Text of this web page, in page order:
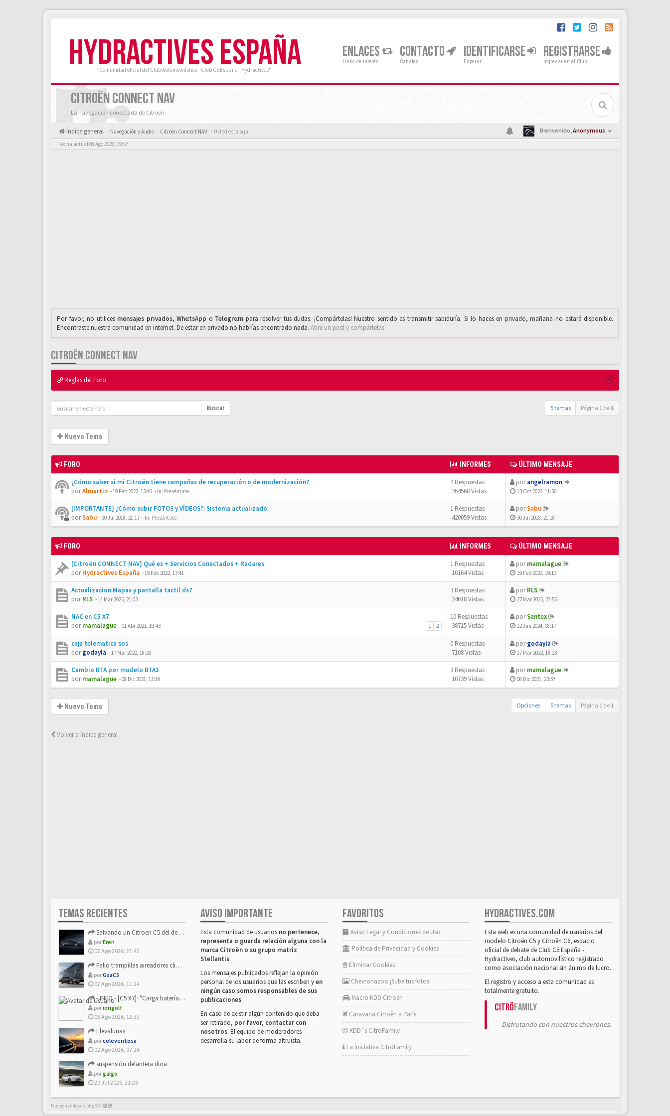
HYDRACTIVES ESPAÑA
Comunidad oficial del Club Automovilístico "Club C5 España - Hydractives"
ENLACES
Links de interés
CONTACTO
Canales
IDENTIFICARSE
Esperar
REGISTRARSE
Ingresar en el Club
CITROËN CONNECT NAV
La navegación conectada de Citroën
Índice general Navegación y Audio Citroën Connect NAV « Usted esta aquí Bienvenido,Anonymous
Fecha actual 08 Ago 2026, 19:57
Por favor, no utilices mensajes privados,WhαtsApp o Telegrαm para resolver tus dudas. ¡Compártelas! Nuestro sentido es transmitir sabiduría. Si lo haces en privado, mañana no estará disponible.
Encontraste nuestra comunidad en internet. De estar en privado no habrías encontrado nada. Abre un post y compártelas
CITROËN CONNECT NAV
Reglas del Foro
Buscar 5 temas Página 1 de 1
Nuevo Tema
FORO INFORMES ÚLTIMO MENSAJE
¿Cómo saber si mi Citroën tiene campañas de recuperación o de modernización?
porAlmartin -19 Feb 2022, 13:46 - In: Preséntate.
4 Respuestas
264568 Vistas
porangelramon
13 Oct 2023, 11:36
[IMPORTANTE] ¿Cómo subir FOTOS y VÍDEOS?: Sistema actualizado.
porSabu - 30 Jul 2018, 21:17 - In: Preséntate.
1 Respuestas
420059 Vistas
porSabu
30 Jul 2018, 21:18
FORO INFORMES ÚLTIMO MENSAJE
[Citroën CONNECT NAV] Qué es + Servicios Conectados + Radares
porHydractives España -19 Feb 2022, 13:41
1 Respuestas
10164 Vistas
pormamalague
19 Feb 2022, 19:13
Actualizacion Mapas y pantalla tactil ds7
porRLS -14 Mar 2025, 21:03
3 Respuestas
24618 Vistas
porRLS
27 Mar 2025, 23:55
NAC en C5 X7
1 2
pormamalague -01 Abr 2021, 19:43
10 Respuestas
38715 Vistas
porSantex
12 Jun 2024, 08:17
caja telematica sos
porgodayla -17 Mar 2022, 18:23
0 Respuestas
7108 Vistas
porgodayla
17 Mar 2022, 18:23
Cambio BTA por modelo BTA3
pormamalague -08 Dic 2021, 12:19
3 Respuestas
10739 Vistas
pormamalague
08 Dic 2021, 22:57
Nuevo Tema Opciones 5 temas Página 1 de 1
Volver a Índice general
TEMAS RECIENTES
Salvando un Citroën C5 del desguace: Presentación y seguimiento
porEren
07 Ago 2026, 21:42
Fallo trampillas aireadores climatizador
porGsaC5
07 Ago 2026, 11:24
- INFO - [C5 X7]: "Carga batería o alimentación eléctri...
poriongolf
03 Ago 2026, 12:33
Elevalunas
porceleventosa
02 Ago 2026, 07:26
suspensión delantera dura
porgalgo
29 Jul 2026, 21:28
AVISO IMPORTANTE
Esta comunidad de usuarios no pertenece,
representa o guarda relación alguna con la
marca Citroën o su grupo matriz
Stellantis.
Los mensajes publicados reflejan la opinión
personal de los usuarios que las escriben yen
ningún caso somos responsables de sus
publicaciones.
En caso de existir algún contenido que deba
ser retirado, por favor, contactar con
nosotros. El equipo de moderadores
desarrolla su labor de forma altruista.
FAVORITOS
Aviso Legal y Condiciones de Uso
Política de Privacidad y Cookies
Eliminar Cookies
Chevronazos: ¡Sube tus fotos!
Macro KDD Citroën
Caravana Citroën a París
KDD´s CitröFamily
La iniciativa CitröFamily
HYDRACTIVES.COM
Esta web es una comunidad de usuarios del
modelo Citroën C5 y Citroën C6, espacio
oficial de debate de Club C5 España -
Hydractives, club automovilístico registrado
como asociación nacional sin ánimo de lucro.
El registro y acceso a esta comunidad es
totalmente gratuito.
CitröFamily
Disfrutando con nuestros chevrones.
Funcionando con phpBB -